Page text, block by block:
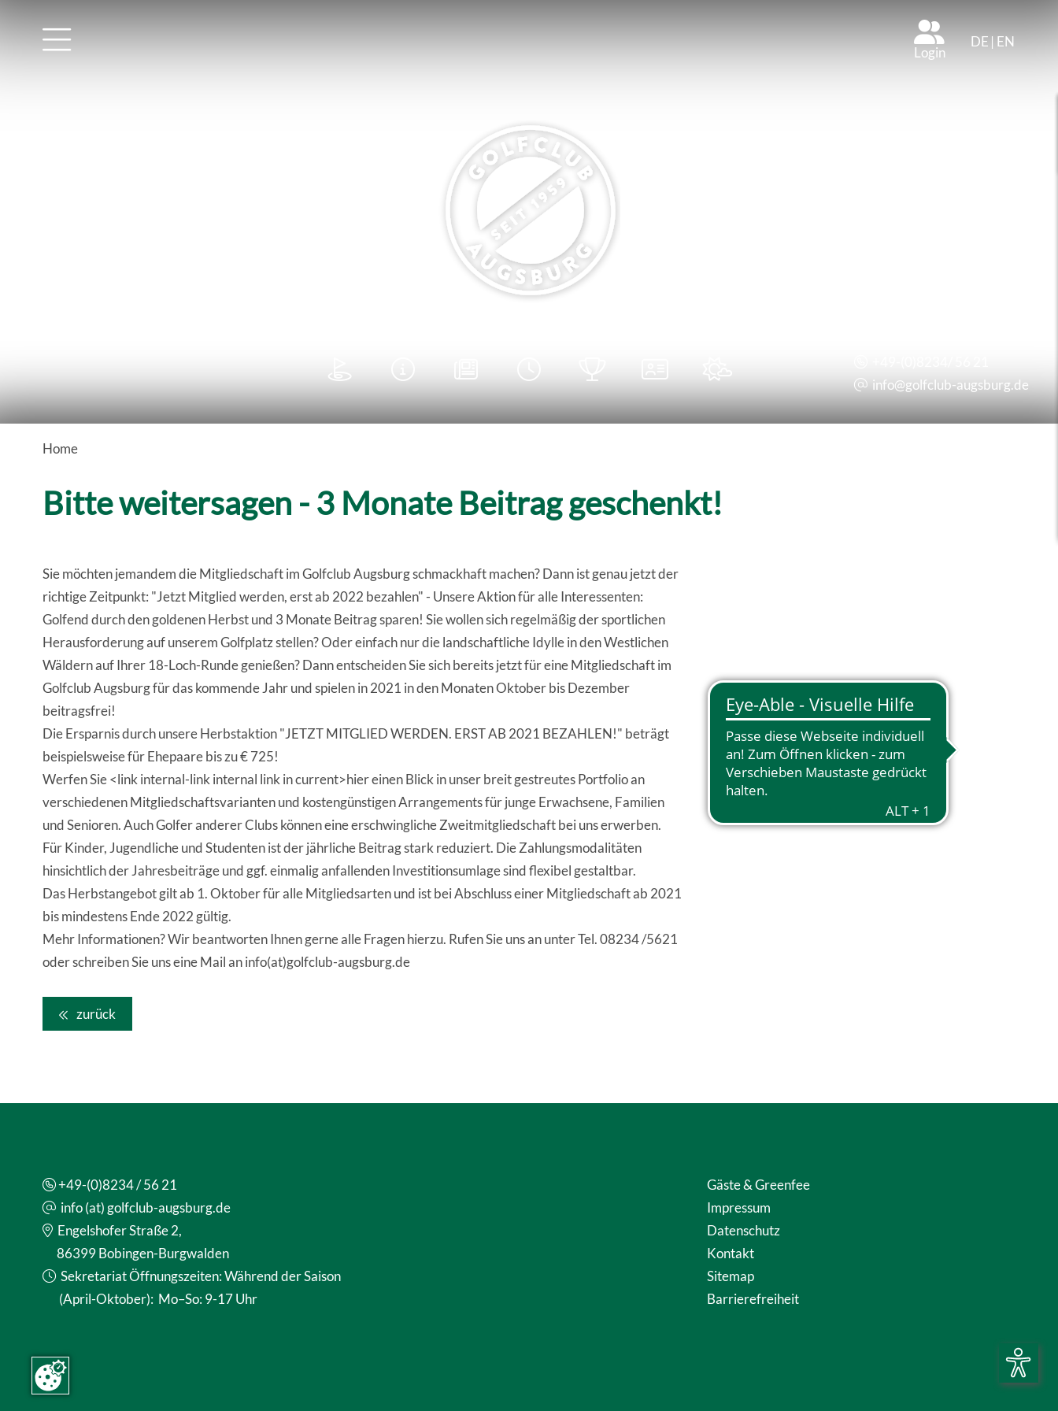
Login
DE | EN
info@golfclub-augsburg.de
Home
Bitte weitersagen - 3 Monate Beitrag geschenkt!
Sie möchten jemandem die Mitgliedschaft im Golfclub Augsburg schmackhaft machen? Dann ist genau jetzt der
richtige Zeitpunkt: "Jetzt Mitglied werden, erst ab 2022 bezahlen" - Unsere Aktion für alle Interessenten:
Golfend durch den goldenen Herbst und 3 Monate Beitrag sparen! Sie wollen sich regelmäßig der sportlichen
Herausforderung auf unserem Golfplatz stellen? Oder einfach nur die landschaftliche Idylle in den Westlichen
Wäldern auf Ihrer 18-Loch-Runde genießen? Dann entscheiden Sie sich bereits jetzt für eine Mitgliedschaft im
Golfclub Augsburg für das kommende Jahr und spielen in 2021 in den Monaten Oktober bis Dezember
beitragsfrei!
Die Ersparnis durch unsere Herbstaktion "JETZT MITGLIED WERDEN. ERST AB 2021 BEZAHLEN!" beträgt
beispielsweise für Ehepaare bis zu € 725!
Werfen Sie <link internal-link internal link in current>hier einen Blick in unser breit gestreutes Portfolio an
verschiedenen Mitgliedschaftsvarianten und kostengünstigen Arrangements für junge Erwachsene, Familien
und Senioren. Auch Golfer anderer Clubs können eine erschwingliche Zweitmitgliedschaft bei uns erwerben.
Für Kinder, Jugendliche und Studenten ist der jährliche Beitrag stark reduziert. Die Zahlungsmodalitäten
hinsichtlich der Jahresbeiträge und ggf. einmalig anfallenden Investitionsumlage sind flexibel gestaltbar.
Das Herbstangebot gilt ab 1. Oktober für alle Mitgliedsarten und ist bei Abschluss einer Mitgliedschaft ab 2021
bis mindestens Ende 2022 gültig.
Mehr Informationen? Wir beantworten Ihnen gerne alle Fragen hierzu. Rufen Sie uns an unter Tel. 08234 /5621
oder schreiben Sie uns eine Mail an info(at)golfclub-augsburg.de
zurück
+49-(0)8234 / 56 21
info (at) golfclub-augsburg.de
Engelshofer Straße 2,
86399 Bobingen-Burgwalden
Sekretariat Öffnungszeiten: Während der Saison
(April-Oktober): Mo–So: 9-17 Uhr
Gäste & Greenfee
Impressum
Datenschutz
Kontakt
Sitemap
Barrierefreiheit